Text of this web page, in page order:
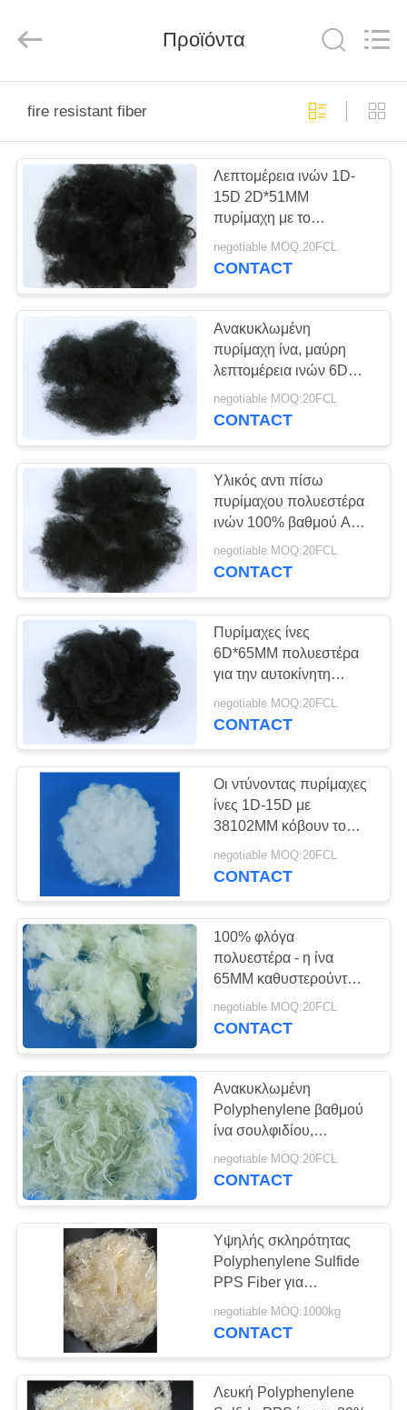
ΠΡΟΪΌΝΤΑ
ΒΊΝΤΕΟ
ΠΕΡΊΠΟΥ
ΕΜΕΊΣ
ΓΎΡΟΣ
ΕΡΓΟΣΤΑΣΊΩΝ
ΠΟΙΟΤΙΚΌΣ
ΈΛΕΓΧΟΣ
ΜΑΣ
ΕΛΆΤΕ
ΕΠΑΦΉ
ΕΙΔΉΣΕΙΣ
ΠΕΡΙΠΤΏΣΕΙΣ
SITEMAP
PRIVACY
POLICY
IMP&EXP
CO.LTD.
Reserved.
Προϊόντα
fire resistant fiber
Λεπτομέρεια ινών 1D-
15D 2D*51MM
πυρίμαχη με το
γδάρσιμο ανθεκτικό
negotiable MOQ:20FCL
CONTACT
Ανακυκλωμένη
πυρίμαχη ίνα, μαύρη
λεπτομέρεια ινών 6D
πολυεστέρα PSF
negotiable MOQ:20FCL
CONTACT
Υλικός αντι πίσω
πυρίμαχου πολυεστέρα
ινών 100% βαθμού AA -
διαστρέβλωση
negotiable MOQ:20FCL
CONTACT
Πυρίμαχες ίνες
6D*65MM πολυεστέρα
για την αυτοκίνητη
εσωτερική χαμηλή
διακένωση
negotiable MOQ:20FCL
CONTACT
Οι ντύνοντας πυρίμαχες
ίνες 1D-15D με
38102MM κόβουν το
μήκος
negotiable MOQ:20FCL
CONTACT
100% φλόγα
πολυεστέρα - η ίνα
65MM καθυστερούντω
έκοψε το μήκος για την
πλήρωση των
negotiable MOQ:20FCL
CONTACT
Ανακυκλωμένη
Polyphenylene βαθμού
ίνα σουλφιδίου,
ανθεκτική στη θερμότητα
ίνα 1.2d-1.5d-2$ΟΣ
negotiable MOQ:20FCL
CONTACT
Υψηλής σκληρότητας
Polyphenylene Sulfide
PPS Fiber για
βιομηχανικές εφαρμογές
negotiable MOQ:1000kg
CONTACT
Λευκή Polyphenylene